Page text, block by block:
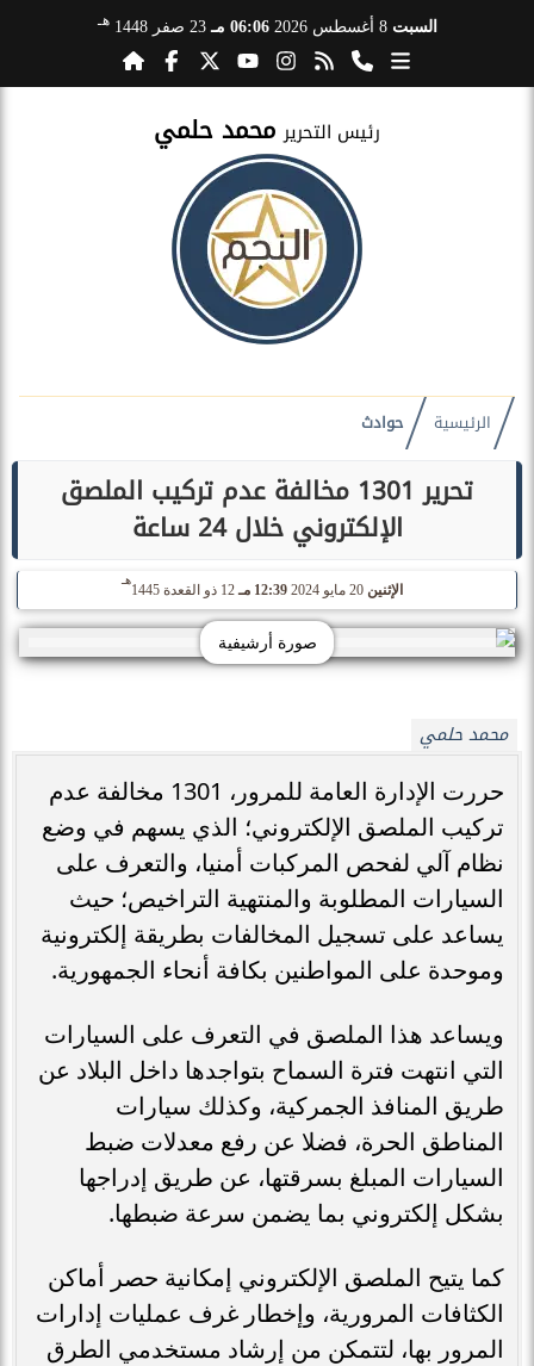
السبت 8 أغسطس 2026 06:06 مـ 23 صفر 1448 هـ
رئيس التحرير محمد حلمي
الرئيسية حوادث
تحرير 1301 مخالفة عدم تركيب الملصق
الإلكتروني خلال 24 ساعة
الإثنين 12:39 مـ 12 ذو القعدة 1445
هـ
صورة أرشيفية
محمد حلمي
حررت الإدارة العامة للمرور، 1301 مخالفة عدم
تركيب الملصق الإلكتروني؛ الذي يسهم في وضع
نظام آلي لفحص المركبات أمنيا، والتعرف على
السيارات المطلوبة والمنتهية التراخيص؛ حيث
يساعد على تسجيل المخالفات بطريقة إلكترونية
وموحدة على المواطنين بكافة أنحاء الجمهورية.
ويساعد هذا الملصق في التعرف على السيارات
التي انتهت فترة السماح بتواجدها داخل البلاد عن
طريق المنافذ الجمركية، وكذلك سيارات
المناطق الحرة، فضلا عن رفع معدلات ضبط
السيارات المبلغ بسرقتها، عن طريق إدراجها
بشكل إلكتروني بما يضمن سرعة ضبطها.
كما يتيح الملصق الإلكتروني إمكانية حصر أماكن
الكثافات المرورية، وإخطار غرف عمليات إدارات
المرور بها، لتتمكن من إرشاد مستخدمي الطرق